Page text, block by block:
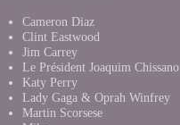
Cameron Diaz
Clint Eastwood
Jim Carrey
Le Président Joaquim Chissano
Katy Perry
Lady Gaga & Oprah Winfrey
Martin Scorsese